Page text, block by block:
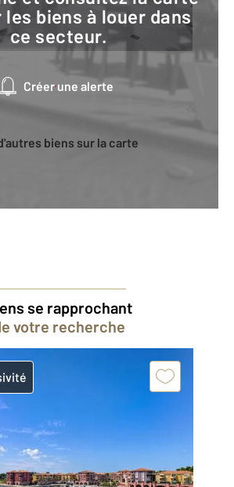
biens à louer dans
ce secteur.
Créer une alerte
d'autres biens sur la carte
se rapprochant
votre recherche